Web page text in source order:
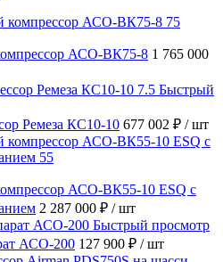
АСО-ВК75-8 1 765 000
Быстрый
Ремеза КС10-10 677 002 ₽ / шт
АСО-ВК55-10 ESQ с
2 287 000 ₽ / шт
Быстрый просмотр
АСО-200 127 900 ₽ / шт